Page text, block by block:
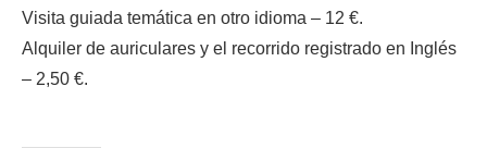
Visita guiada temática en otro idioma – 12 €.
Alquiler de auriculares y el recorrido registrado en Inglés
– 2,50 €.